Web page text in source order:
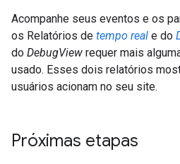
Acompanhe seus eventos e os
os Relatórios de tempo real e do
do DebugView requer mais
usado. Esses dois relatórios
usuários acionam no seu site.
Próximas etapas